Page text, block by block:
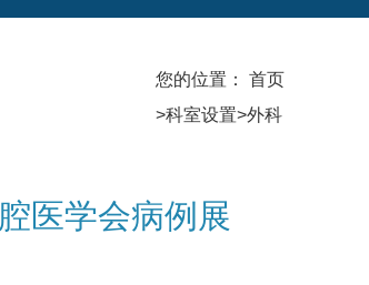
您的位置： 首页
>科室设置>外科
医学会病例展